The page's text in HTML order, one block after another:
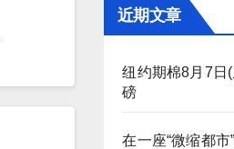
近期文章
纽约期棉8月7日
磅
在一座“微缩都